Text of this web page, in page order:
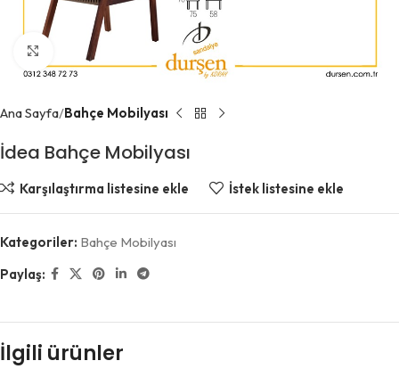
Büyütmek için tıklayın
Ana Sayfa Bahçe Mobilyası
İdea Bahçe Mobilyası
Karşılaştırma listesine ekle İstek listesine ekle
Kategoriler: Bahçe Mobilyası
Paylaş:
İlgili ürünler